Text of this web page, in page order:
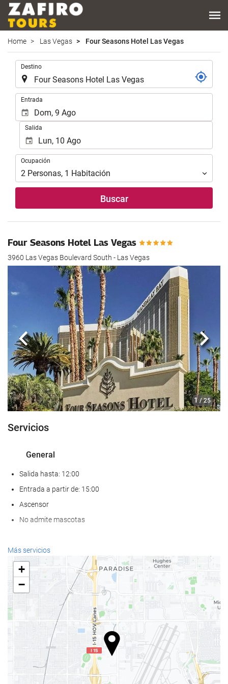
Home Las Vegas Four Seasons Hotel Las Vegas
Introduzca
lugar
de
destino
en
que
realizar
búsqueda
de
Destino
Introduzca
las
fechas
inicio
fin
para
realizar
Entrada
Salida
Ocupación
Ocupación
2 Personas, 1 Habitación
Buscar
Four Seasons Hotel Las Vegas
3960 Las Vegas Boulevard South - Las Vegas
1 / 25
Anterior
Servicios
General
Salida hasta: 12:00
Entrada a partir de: 15:00
Ascensor
No admite mascotas
Comida y bebida
Restaurante a la carta
Bar
Cafetera en zonas comunes
Bienestar
Hammam
Gimnasio
Más servicios
+
−